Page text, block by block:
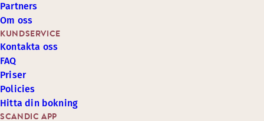
SCANDIC APP
KUNDSERVICE
Kontakta oss
FAQ
Priser
Policies
Hitta din bokning
Partners
Om oss